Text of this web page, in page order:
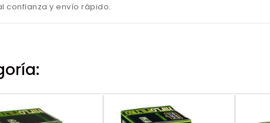
confianza y envío rápido.